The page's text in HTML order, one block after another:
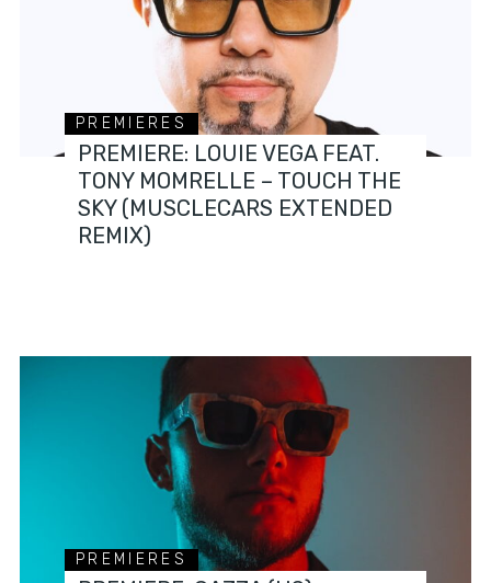
PREMIERES
PREMIERE: LOUIE VEGA FEAT.
TONY MOMRELLE – TOUCH THE
SKY (MUSCLECARS EXTENDED
REMIX)
PREMIERES